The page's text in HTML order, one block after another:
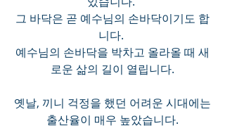
그 바닥은 곧 예수님의 손바닥이기도 합
니다.
예수님의 손바닥을 박차고 올라올 때 새
로운 삶의 길이 열립니다.
옛날, 끼니 걱정을 했던 어려운 시대에는
출산율이 매우 높았습니다.